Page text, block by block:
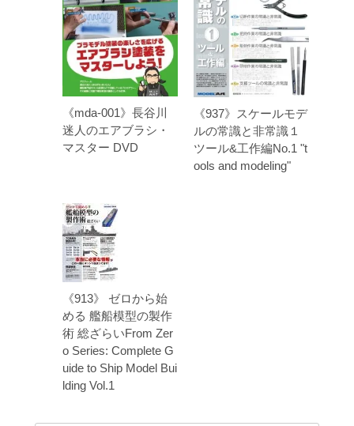
《mda-001》長谷川
迷人のエアブラシ・
マスター DVD
《937》スケールモデ
ルの常識と非常識１
ツール&工作編No.1 "t
ools and modeling"
《913》 ゼロから始
める 艦船模型の製作
術 総ざらいFrom Zer
o Series: Complete G
uide to Ship Model Bui
lding Vol.1